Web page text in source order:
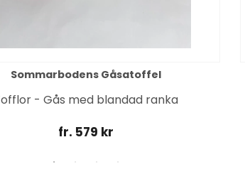
Sommarbodens Gåsatoffel
- Gås med blandad ranka
fr. 579 kr